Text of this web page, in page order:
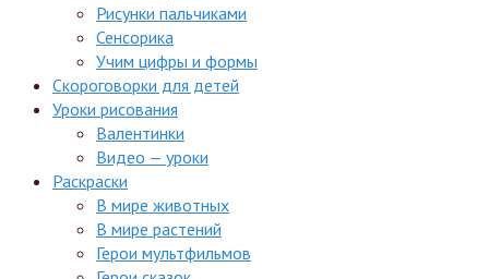
Рисунки пальчиками
Сенсорика
Учим цифры и формы
Скороговорки для детей
Уроки рисования
Валентинки
Видео — уроки
Раскраски
В мире животных
В мире растений
Герои мультфильмов